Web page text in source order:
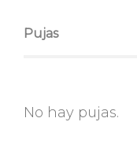
Pujas
No hay pujas.